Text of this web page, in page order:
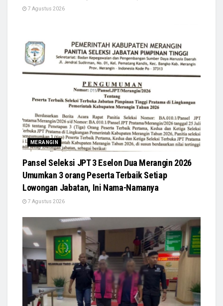
7 Agustus 2026
MERANGIN
Pansel Seleksi JPT 3 Eselon Dua Merangin 2026
Umumkan 3 orang Peserta Terbaik Setiap
Lowongan Jabatan, Ini Nama-Namanya
7 Agustus 2026